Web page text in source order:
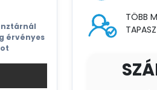
érvényes
TÖBB